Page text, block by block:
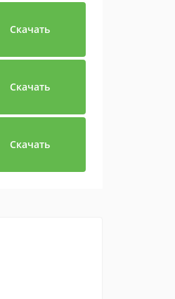
Скачать
Скачать
Скачать